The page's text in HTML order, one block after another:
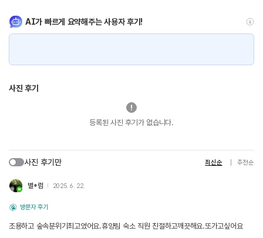
AI가 빠르게 요약해주는 사용자 후기!
사진 후기
등록된 사진 후기가 없습니다.
사진 후기만 최신순 추천순
별*럼 2025. 6. 22.
방문자 후기
조용하고 숲속분위기최고였어요.휴양림 숙소 직원 친절하고깨끗해요.또가고싶어요